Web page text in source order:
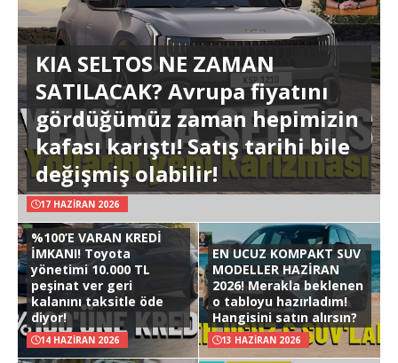
KIA SELTOS NE ZAMAN
SATILACAK? Avrupa fiyatını
gördüğümüz zaman hepimizin
kafası karıştı! Satış tarihi bile
değişmiş olabilir!
17 HAZIRAN 2026
%100’E VARAN KREDİ
İMKANI! Toyota
yönetimi 10.000 TL
peşinat ver geri
kalanını taksitle öde
diyor!
14 HAZIRAN 2026
EN UCUZ KOMPAKT SUV
MODELLER HAZİRAN
2026! Merakla beklenen
o tabloyu hazırladım!
Hangisini satın alırsın?
13 HAZIRAN 2026